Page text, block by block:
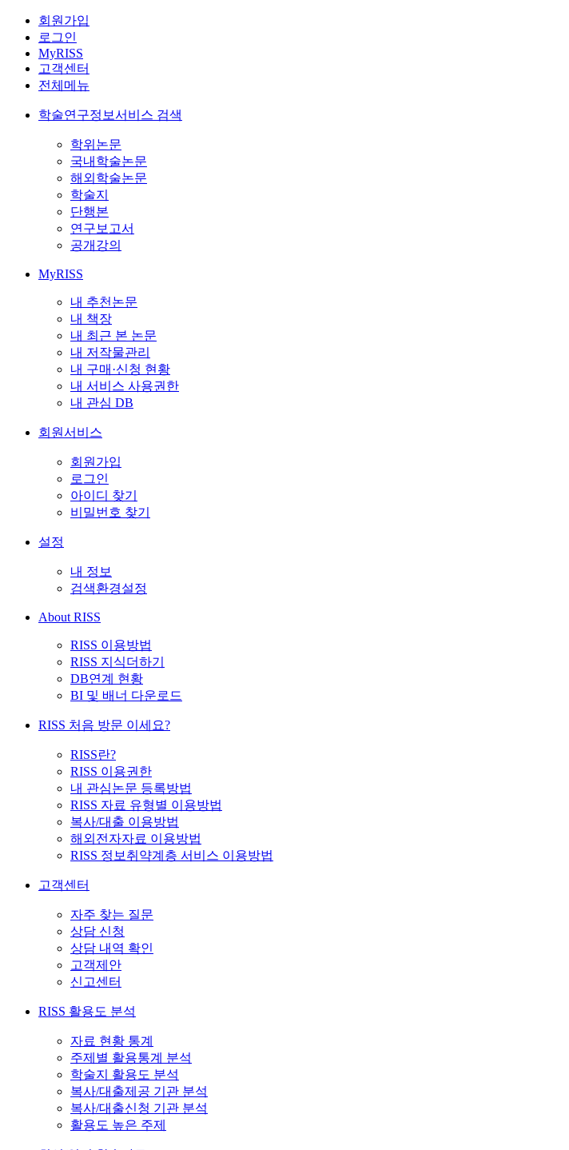
회원가입
로그인
MyRISS
고객센터
전체메뉴
학술연구정보서비스 검색
학위논문
국내학술논문
해외학술논문
학술지
단행본
연구보고서
공개강의
MyRISS
내 추천논문
내 책장
내 최근 본 논문
내 저작물관리
내 구매·신청 현황
내 서비스 사용권한
내 관심 DB
회원서비스
회원가입
로그인
아이디 찾기
비밀번호 찾기
설정
내 정보
검색환경설정
About RISS
RISS 이용방법
RISS 지식더하기
DB연계 현황
BI 및 배너 다운로드
RISS 처음 방문 이세요?
RISS란?
RISS 이용권한
내 관심논문 등록방법
RISS 자료 유형별 이용방법
복사/대출 이용방법
해외전자자료 이용방법
RISS 정보취약계층 서비스 이용방법
고객센터
자주 찾는 질문
상담 신청
상담 내역 확인
고객제안
신고센터
RISS 활용도 분석
자료 현황 통계
주제별 활용통계 분석
학술지 활용도 분석
복사/대출제공 기관 분석
복사/대출신청 기관 분석
활용도 높은 주제